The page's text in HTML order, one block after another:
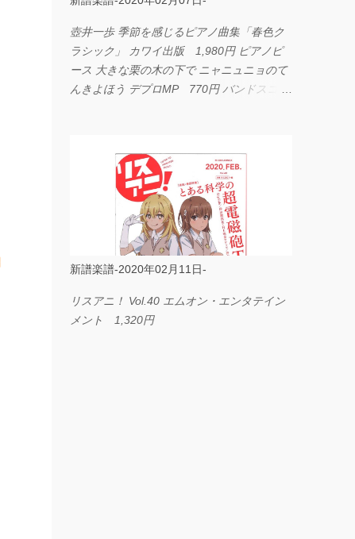
壺井一歩 季節を感じるピアノ曲集「春色ク
ラシック」 カワイ出版 1,980円 ピアノピ
ース 大きな栗の木の下で ニャニュニョのて
んきよほう デプロMP 770円 バンドスコア
ス I LOVE．．． Official髭男dism やさしく
弾ける ピアノピース フェアリー 660円
BP2225 Kingdom of the Heavens 春畑道哉
バンドピース フェアリー 825円
新譜楽譜-2020年02月11日-
リスアニ！ Vol.40 エムオン・エンタテイン
メント 1,320円